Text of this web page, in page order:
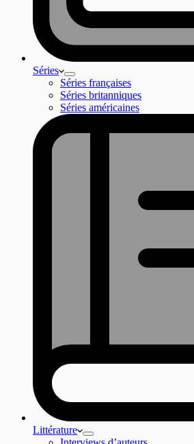
Séries
Séries françaises
Séries britanniques
Séries américaines
Littérature